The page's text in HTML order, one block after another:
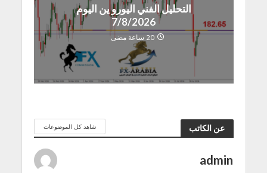
التحليل الفني اليورو ين اليوم
7/8/2026
20 ساعة مضى
عن الكاتب شاهد كل الموضوعات
admin